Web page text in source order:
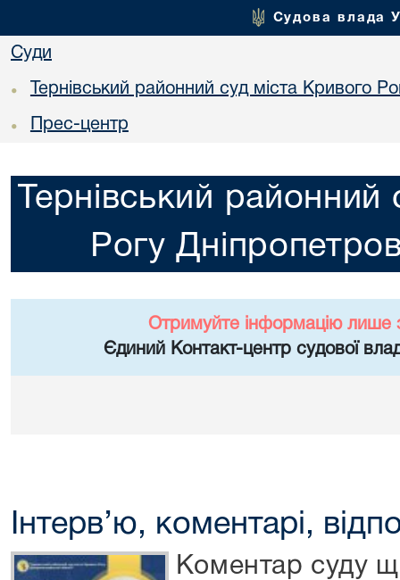
Судова влада
Суди
• Тернівський районний суд міста Кривого
• Прес-центр
Тернівський районний
Рогу
Отримуйте інформацію лише
Єдиний Контакт-центр судової
Інтерв’ю, коментарі,
Коментар суду